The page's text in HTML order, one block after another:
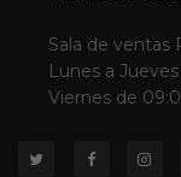
Sala de ventas
Lunes a
Viernes de